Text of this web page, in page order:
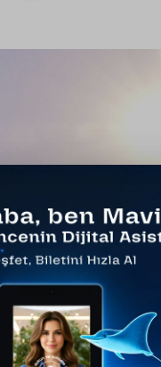
EMAAR SKYVIEW
Walk
сейчас!